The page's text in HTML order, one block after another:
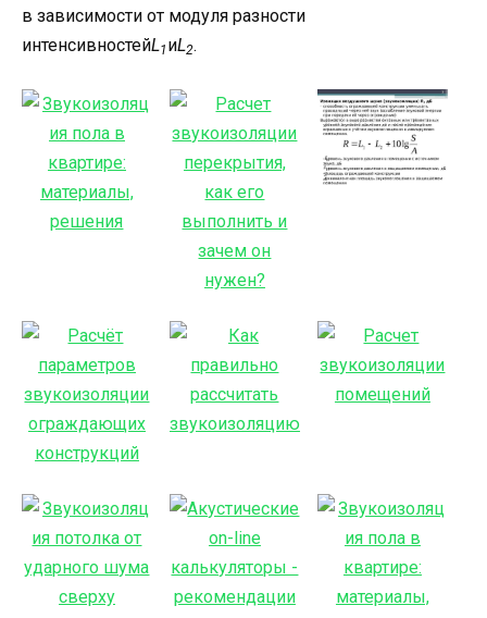
в зависимости от модуля разности
интенсивностейL1 иL2.